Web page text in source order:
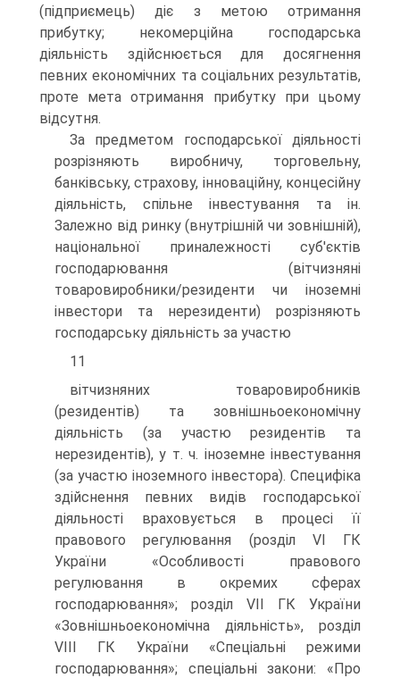
(підприємець) діє з метою отримання
прибутку; некомерційна господарська
діяльність здійснюється для досягнення
певних економічних та соціальних результатів,
проте мета отримання прибутку при цьому
відсутня.
За предметом господарської діяльності
розрізняють виробничу, торговельну,
банківську, страхову, інноваційну, концесійну
діяльність, спільне інвестування та ін.
Залежно від ринку (внутрішній чи зовнішній),
національної приналежності суб'єктів
господарювання (вітчизняні
товаровиробники/резиденти чи іноземні
інвестори та нерезиденти) розрізняють
господарську діяльність за участю
11
вітчизняних товаровиробників
(резидентів) та зовнішньоекономічну
діяльність (за участю резидентів та
нерезидентів), у т. ч. іноземне інвестування
(за участю іноземного інвестора). Специфіка
здійснення певних видів господарської
діяльності враховується в процесі її
правового регулювання (розділ VI ГК
України «Особливості правового
регулювання в окремих сферах
господарювання»; розділ VII ГК України
«Зовнішньоекономічна діяльність», розділ
VIII ГК України «Спеціальні режими
господарювання»; спеціальні закони: «Про